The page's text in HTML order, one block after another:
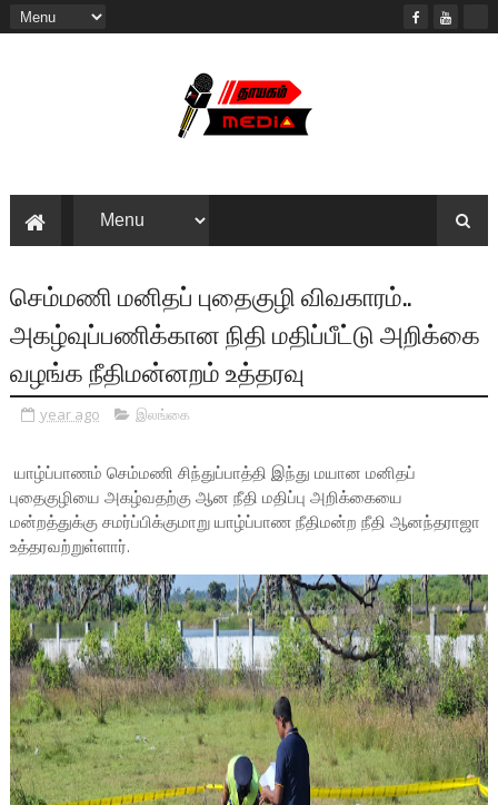
செம்மணி மனிதப் புதைகுழி விவகாரம்..
அகழ்வுப்பணிக்கான நிதி மதிப்பீட்டு அறிக்கை
வழங்க நீதிமன்னறம் உத்தரவு
year ago இலங்கை
யாழ்ப்பாணம் செம்மணி சிந்துப்பாத்தி இந்து மயான மனிதப்
புதைகுழியை அகழ்வதற்கு ஆன நீதி மதிப்பு அறிக்கையை
மன்றத்துக்கு சமர்ப்பிக்குமாறு யாழ்ப்பாண நீதிமன்ற நீதி ஆனந்தராஜா
உத்தரவற்றுள்ளார்.